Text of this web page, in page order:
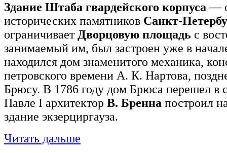
Здание Штаба гвардейского корпуса—
исторических памятников Санкт-
ограничиваетДворцовую площадь с
занимаемый им, был застроен уже в
находился дом знаменитого механика,
петровского времени А. К. Нартова,
Брюсу. В 1786 году дом Брюса перешел в
Павле I архитектор В. Бренна построил
здание экзерциргауза.
Читать дальше